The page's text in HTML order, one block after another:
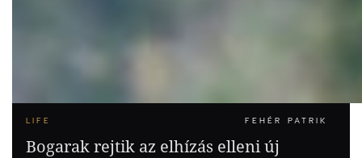
LIFE FEHÉR PATRIK
Bogarak rejtik az elhízás elleni új